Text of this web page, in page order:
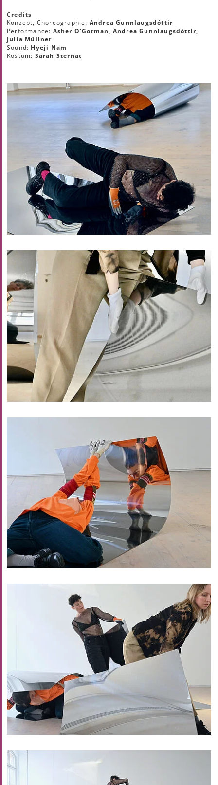
Credits
Konzept, Choreographie: Andrea Gunnlaugsdóttir
Performance: Asher O’Gorman, Andrea Gunnlaugsdóttir,
Julia Müllner
Sound: Hyeji Nam
Kostüm: Sarah Sternat